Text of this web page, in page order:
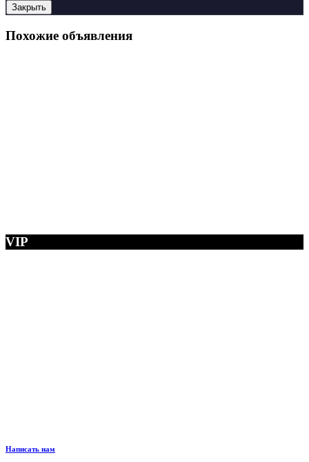
Закрыть
Похожие объявления
VIP
Написать нам